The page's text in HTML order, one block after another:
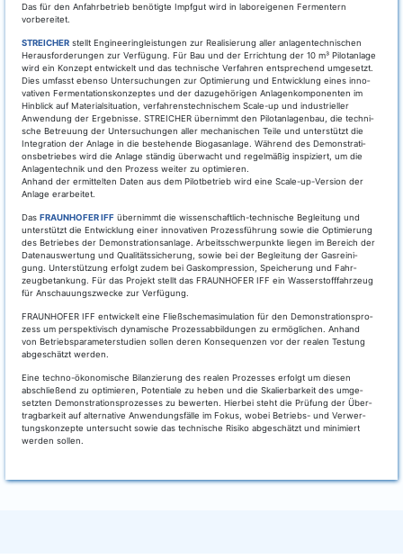
Das für den Anfahr­be­trieb benö­tig­te Impf­gut wird in labor­ei­ge­nen Fer­men­tern
vorbereitet.
STREICHER stellt Engi­nee­ring­leis­tun­gen zur Rea­li­sie­rung aller anlagen­tech­ni­schen
Her­aus­for­de­run­gen zur Ver­fü­gung. Für Bau und der Errich­tung der 10 m³ Pilot­an­la­ge
wird ein Kon­zept ent­wi­ckelt und das tech­ni­sche Ver­fah­ren ent­spre­chend umge­setzt.
Dies umfasst eben­so Unter­su­chun­gen zur Opti­mie­rung und Ent­wick­lung eines inno­
va­ti­ven Fer­men­ta­ti­ons­kon­zep­tes und der dazu­ge­hö­ri­gen Anla­gen­kom­po­nen­ten im
Hin­blick auf Mate­ri­al­si­tua­ti­on, ver­fah­rens­tech­ni­schem Sca­le-up und indus­tri­el­ler
Anwen­dung der Ergeb­nis­se. STREICHER über­nimmt den Pilot­an­la­gen­bau, die tech­ni­
sche Betreu­ung der Unter­su­chun­gen aller mecha­ni­schen Tei­le und unter­stützt die
Inte­gra­ti­on der Anla­ge in die bestehen­de Bio­gas­an­la­ge. Wäh­rend des Demons­tra­ti­
ons­be­trie­bes wird die Anla­ge stän­dig über­wacht und regel­mä­ßig inspi­ziert, um die
Anlagen­tech­nik und den Pro­zess wei­ter zu opti­mie­ren.
Anhand der ermit­tel­ten Daten aus dem Pilot­be­trieb wird eine Sca­le-up-Ver­si­on der
Anla­ge erarbeitet.
Das FRAUNHOFER IFF über­nimmt die wis­sen­schaft­lich-tech­ni­sche Beglei­tung und
unter­stützt die Ent­wick­lung einer inno­va­ti­ven Pro­zess­füh­rung sowie die Opti­mie­rung
des Betrie­bes der Demons­tra­ti­ons­an­la­ge. Arbeits­schwer­punk­te lie­gen im Bereich der
Daten­aus­wer­tung und Qua­li­täts­si­che­rung, sowie bei der Beglei­tung der Gas­rei­ni­
gung. Unter­stüt­zung erfolgt zudem bei Gas­kom­pres­si­on, Spei­che­rung und Fahr­
zeug­be­tan­kung. Für das Pro­jekt stellt das FRAUNHOFER IFF ein Was­ser­stoff­fahr­zeug
für Anschau­ungs­zwe­cke zur Verfügung.
FRAUNHOFER IFF ent­wi­ckelt eine Fließ­sche­ma­si­mu­la­ti­on für den Demons­tra­ti­ons­pro­
zess um per­spek­ti­visch dyna­mi­sche Pro­zess­ab­bil­dun­gen zu ermög­li­chen. Anhand
von Betriebs­pa­ra­me­ter­stu­di­en sol­len deren Kon­se­quen­zen vor der rea­len Tes­tung
abge­schätzt werden.
Eine tech­no-öko­no­mi­sche Bilan­zie­rung des rea­len Pro­zes­ses erfolgt um die­sen
abschlie­ßend zu opti­mie­ren, Poten­tia­le zu heben und die Ska­lier­bar­keit des umge­
setz­ten Demons­tra­ti­ons­pro­zes­ses zu bewer­ten. Hier­bei steht die Prü­fung der Über­
trag­bar­keit auf alter­na­ti­ve Anwen­dungs­fäl­le im Fokus, wobei Betriebs- und Ver­wer­
tungs­kon­zep­te unter­sucht sowie das tech­ni­sche Risi­ko abge­schätzt und mini­miert
wer­den sollen.